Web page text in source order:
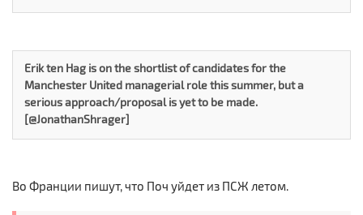
Erik ten Hag is on the shortlist of candidates for the
Manchester United managerial role this summer, but a
serious approach/proposal is yet to be made.
[@JonathanShrager]
Во Франции пишут, что Поч уйдет из ПСЖ летом.